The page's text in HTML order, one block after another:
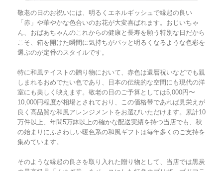
敬老の日のお祝いには、明るくエネルギッシュで縁起の良い
「赤」や華やかな色合いのお花が大変喜ばれます。おじいちゃ
ん、おばあちゃんのこれからの健康と長寿を願う特別な日だから
こそ、箱を開けた瞬間に気持ちがパッと明るくなるような色彩を
選ぶのが定番のスタイルです。
特に和風テイストの贈り物において、赤色は還暦祝いなどでも親
しまれるおめでたい色であり、日本の伝統的な空間にも現代の洋
室にも美しく映えます。敬老の日のご予算としては5,000円〜
10,000円程度が相場とされており、この価格帯であれば見栄えが
良く高品質な和風アレンジメントをお選びいただけます。累計10
万件以上、年間5万鉢以上の確かな配送実績を持つ当店でも、秋
の始まりにふさわしい暖色系の和風ギフトは毎年多くのご支持を
集めています。
そのような縁起の良さを取り入れた贈り物として、当店では黒炭